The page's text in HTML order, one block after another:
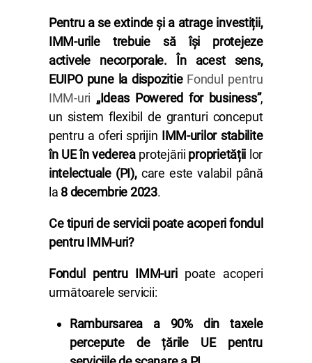
Pentru a se extinde și a atrage investiții,
IMM-urile trebuie să își protejeze
activele necorporale. În acest sens,
EUIPO pune la dispozitie Fondul pentru
IMM-uri „Ideas Powered for business”,
un sistem flexibil de granturi conceput
pentru a oferi sprijin IMM-urilor stabilite
în UE în vederea protejării proprietății lor
intelectuale (PI), care este valabil până
la 8 decembrie 2023.
Ce tipuri de servicii poate acoperi fondul
pentru IMM-uri?
Fondul pentru IMM-uri poate acoperi
următoarele servicii:
Rambursarea a 90% din taxele
percepute de țările UE pentru